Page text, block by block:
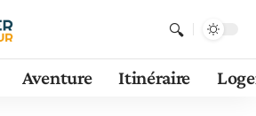
Aventure Itinéraire